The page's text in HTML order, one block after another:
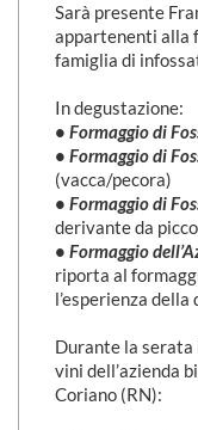
Sarà presente
appartenenti alla
famiglia di
In degustazione:
• Formaggio di
• Formaggio di
(vacca/pecora)
• Formaggio di
derivante da
• Formaggio
riporta al
l’esperienza della
Durante la serata
vini dell’azienda
Coriano (RN):